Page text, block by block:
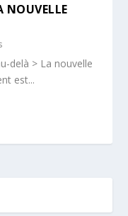
NOUVELLE
delà > La nouvelle
est...